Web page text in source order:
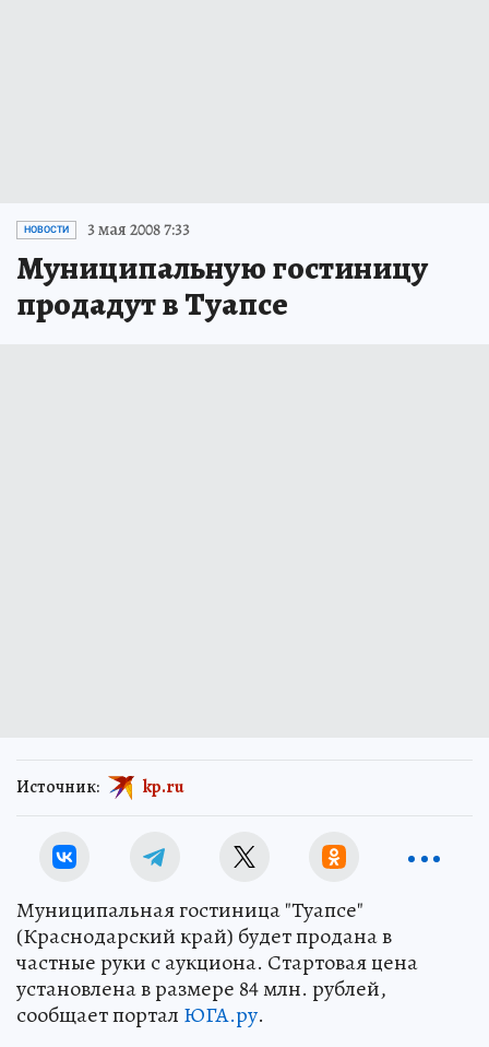
НОВОСТИ 3 мая 2008 7:33
Муниципальную гостиницу
продадут в Туапсе
Источник: kp.ru
Муниципальная гостиница "Туапсе"
(Краснодарский край) будет продана в
частные руки с аукциона. Стартовая цена
установлена в размере 84 млн. рублей,
сообщает портал ЮГА.ру.